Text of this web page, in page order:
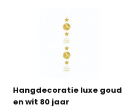
Hangdecoratie luxe goud
en wit 80 jaar